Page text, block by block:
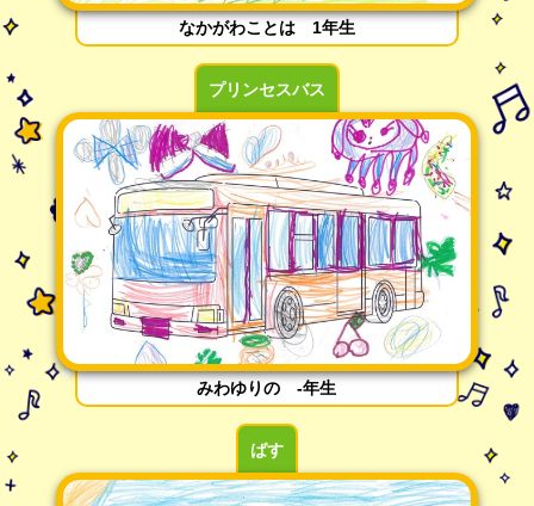
なかがわことは 1年生
プリンセスバス
みわゆりの -年生
ばす